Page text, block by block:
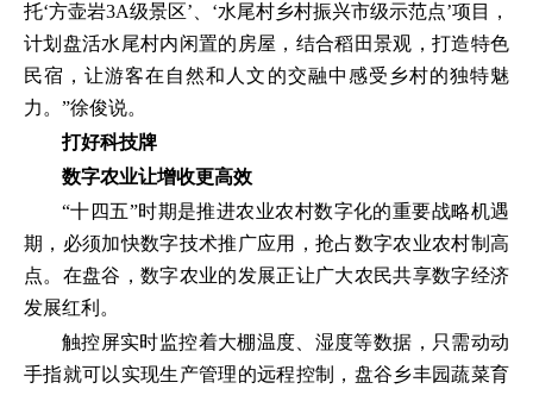
托‘方壶岩3A级景区’、‘水尾村乡村振兴市级示范点’项目，
计划盘活水尾村内闲置的房屋，结合稻田景观，打造特色
民宿，让游客在自然和人文的交融中感受乡村的独特魅
力。”徐俊说。
打好科技牌
数字农业让增收更高效
“十四五”时期是推进农业农村数字化的重要战略机遇
期，必须加快数字技术推广应用，抢占数字农业农村制高
点。在盘谷，数字农业的发展正让广大农民共享数字经济
发展红利。
触控屏实时监控着大棚温度、湿度等数据，只需动动
手指就可以实现生产管理的远程控制，盘谷乡丰园蔬菜育